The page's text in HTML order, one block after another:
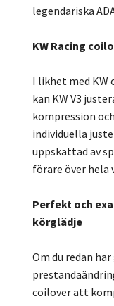
legendariska
KW Racing
I likhet med
kan KW V3
kompression
individuella
uppskattad av
förare över hela
Perfekt och
körglädje
Om du redan
coilover att